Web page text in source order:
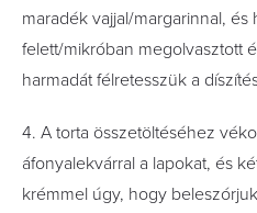
maradék vajjal/margarinnal,
felett/mikróban megolvasztott
harmadát félretesszük a
4. A torta összetöltéséhez
áfonyalekvárral a lapokat, és
krémmel úgy, hogy